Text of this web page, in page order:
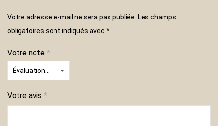
Votre adresse e-mail ne sera pas publiée. Les champs
obligatoires sont indiqués avec *
Votre note *
Votre avis *